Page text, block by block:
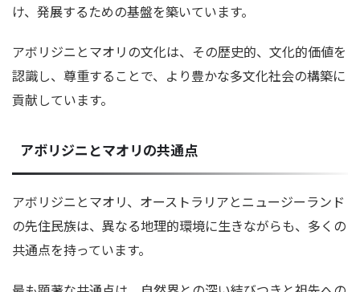
け、発展するための基盤を築いています。
アボリジニとマオリの文化は、その歴史的、文化的価値を
認識し、尊重することで、より豊かな多文化社会の構築に
貢献しています。
アボリジニとマオリの共通点
アボリジニとマオリ、オーストラリアとニュージーランド
の先住民族は、異なる地理的環境に生きながらも、多くの
共通点を持っています。